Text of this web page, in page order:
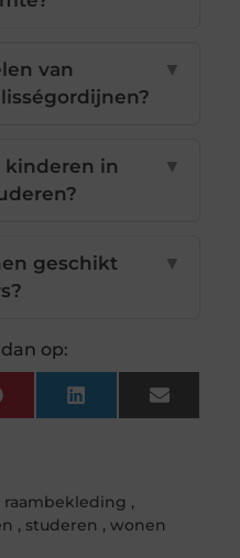
van
▼
kinderen in
▼
geschikt
▼
op:
PinterestLinkedInEmail
raambekleding ,
, studeren , wonen